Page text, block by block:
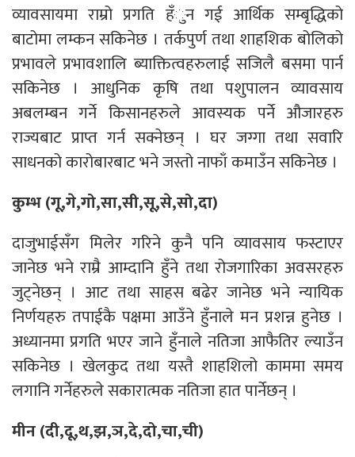
व्यावसायमा राम्रो प्रगति हँुन गई आर्थिक सम्बृद्धिको
बाटोमा लम्कन सकिनेछ । तर्कपुर्ण तथा शाहशिक बोलिको
प्रभावले प्रभावशालि ब्याक्तित्वहरुलाई सजिलै बसमा पार्न
सकिनेछ । आधुनिक कृषि तथा पशुपालन व्यावसाय
अबलम्बन गर्ने किसानहरुले आवस्यक पर्ने औजारहरु
राज्यबाट प्राप्त गर्न सक्नेछन् । घर जग्गा तथा सवारि
साधनको कारोबारबाट भने जस्तो नाफाँ कमाउँन सकिनेछ ।
कुम्भ (गू,गे,गो,सा,सी,सू,से,सो,दा)
दाजुभाईसँग मिलेर गरिने कुनै पनि व्यावसाय फस्टाएर
जानेछ भने राम्रै आम्दानि हुँने तथा रोजगारिका अवसरहरु
जुट्नेछन् । आट तथा साहस बढेर जानेछ भने न्यायिक
निर्णयहरु तपाईकै पक्षमा आउँने हुँनाले मन प्रशन्न हुनेछ ।
अध्यानमा प्रगति भएर जाने हुँनाले नतिजा आफैतिर ल्याउँन
सकिनेछ । खेलकुद तथा यस्तै शाहशिलो काममा समय
लगानि गर्नेहरुले सकारात्मक नतिजा हात पार्नेछन् ।
मीन (दी,दू,थ,झ,ञ,दे,दो,चा,ची)